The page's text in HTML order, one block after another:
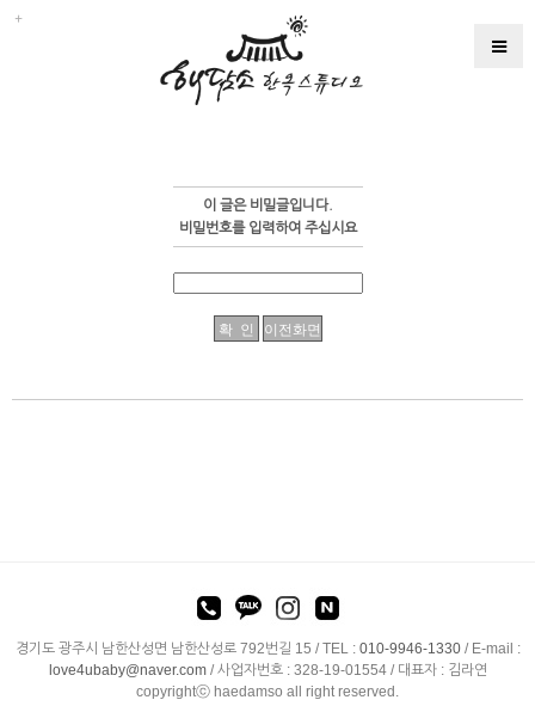
이 글은 비밀글입니다.
비밀번호를 입력하여 주십시요
경기도 광주시 남한산성면 남한산성로 792번길 15 /TEL : 010-9946-1330/ E-mail :
love4ubaby@naver.com/ 사업자번호 : 328-19-01554 / 대표자 : 김라연
copyrightⓒ haedamso all right reserved.